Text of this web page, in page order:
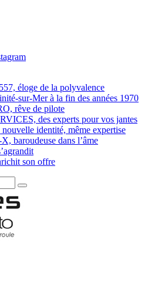
éloge de la polyvalence
sur-Mer à la fin des années 1970
rêve de pilote
des experts pour vos jantes
identité, même expertise
baroudeuse dans l’âme
son offre